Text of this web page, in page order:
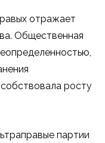
отражает
Общественная
росту
партии